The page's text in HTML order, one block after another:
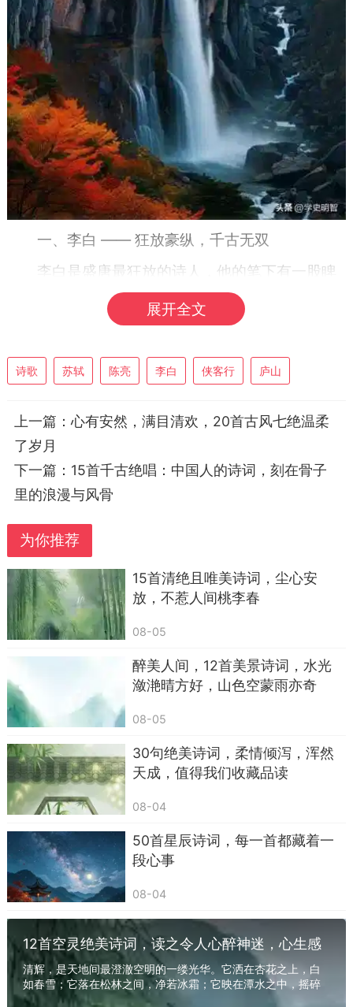
一、李白 —— 狂放豪纵，千古无双
李白是盛唐最狂放的诗人，他的笔下有一股睥
睨天下、气吞日月的气势。
1. 君不见，黄河之水天上来，奔流到海不复
2. 天生我材必有用，千金散尽还复来。——
3. 人生得意须尽欢，莫使金樽空对月。——
《将进酒》
4. 烹羊宰牛且为乐，会须一饮三百杯。——
5. 古来圣贤皆寂寞，惟有饮者留其名。——
《将进酒》
6. 五花马，千金裘，呼儿将出换美酒，与尔同
销万古愁。——《将进酒》
7. 长风破浪会有时，直挂云帆济沧海。——
《行路难》
8. 仰天大笑出门去，我辈岂是蓬蒿人。——
9. 十步杀一人，千里不留行。——《侠客行》
10. 银鞍照白马，飒沓如流星。——《侠客
11. 三杯吐然诺，五岳倒为轻。——《侠客行》
12. 兴酣落笔摇五岳，诗成笑傲凌沧洲。——
13. 功名富贵若长在，汉水亦应西北流。——
《江上吟》
14. 我本楚狂人，凤歌笑孔丘。——《庐山谣寄
展开全文
诗歌 苏轼 陈亮 李白 侠客行 庐山
上一篇：心有安然，满目清欢，20首古风七绝温柔
了岁月
下一篇： 15首千古绝唱：中国人的诗词，刻在骨子
里的浪漫与风骨
为你推荐
15首清绝且唯美诗词，尘心安
放，不惹人间桃李春
08-05
醉美人间，12首美景诗词，水光
潋滟晴方好，山色空蒙雨亦奇
08-05
30句绝美诗词，柔情倾泻，浑然
天成，值得我们收藏品读
08-04
50首星辰诗词，每一首都藏着一
段心事
08-04
12首空灵绝美诗词，读之令人心醉神迷，心生感
怀
清辉，是天地间最澄澈空明的一缕光华。它洒在杏花之上，白
如春雪；它落在松林之间，净若冰霜；它映在潭水之中，摇碎
万顷波光。古之诗人，最爱在这月白风清之夜，...